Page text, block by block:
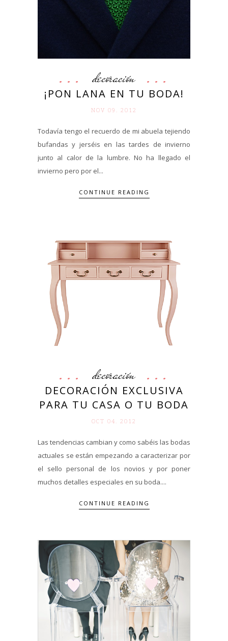
decoración
¡PON LANA EN TU BODA!
NOV 09. 2012
Todavía tengo el recuerdo de mi abuela tejiendo
bufandas y jerséis en las tardes de invierno
junto al calor de la lumbre. No ha llegado el
invierno pero por el...
CONTINUE READING
decoración
DECORACIÓN EXCLUSIVA
PARA TU CASA O TU BODA
OCT 04. 2012
Las tendencias cambian y como sabéis las bodas
actuales se están empezando a caracterizar por
el sello personal de los novios y por poner
muchos detalles especiales en su boda....
CONTINUE READING